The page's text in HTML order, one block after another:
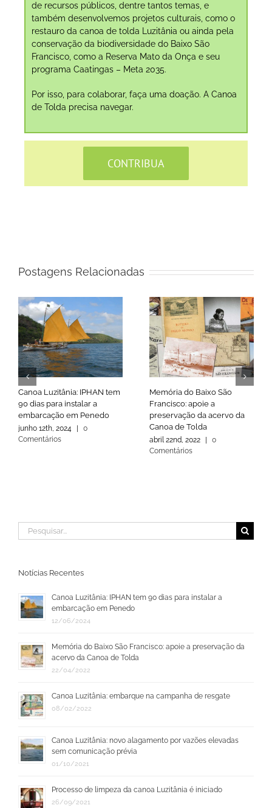
de recursos públicos, dentre tantos temas, e
também desenvolvemos projetos culturais, como o
restauro da canoa de tolda Luzitânia ou ainda pela
conservação da biodiversidade do Baixo São
Francisco, como a Reserva Mato da Onça e seu
programa Caatingas – Meta 2035.
Por isso, para colaborar, faça uma doação. A Canoa
de Tolda precisa navegar.
CONTRIBUA
Postagens Relacionadas
Canoa Luzitânia: IPHAN tem
90 dias para instalar a
embarcação em Penedo
junho 12th, 2024
0
Comentários
Memória do Baixo São
Francisco: apoie a
preservação da acervo da
Canoa de Tolda
abril 22nd, 2022
0
Comentários
Buscar
resultados
Notícias Recentes
Canoa Luzitânia: IPHAN tem 90 dias para instalar a
embarcação em Penedo
12/06/2024
Memória do Baixo São Francisco: apoie a preservação da
acervo da Canoa de Tolda
22/04/2022
Canoa Luzitânia: embarque na campanha de resgate
08/02/2022
Canoa Luzitânia: novo alagamento por vazões elevadas
sem comunicação prévia
01/10/2021
Processo de limpeza da canoa Luzitânia é iniciado
26/09/2021